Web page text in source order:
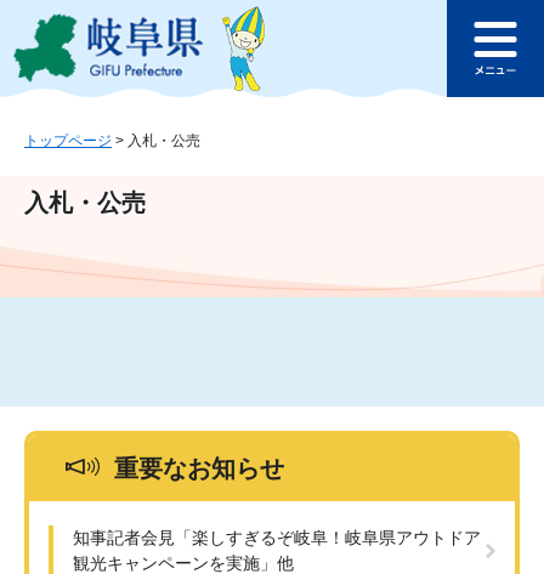
ジ
ュ
文
このページの本文へ
ュ
トップページ > 入札・公売
入札・公売
重要なお知らせ
知事記者会見「楽しすぎるぞ岐阜！岐阜県アウトドア
観光キャンペーンを実施」他